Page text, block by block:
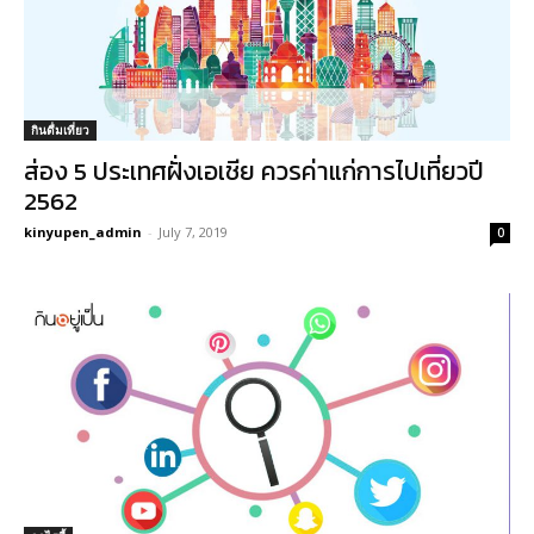
กินดื่มเที่ยว
ส่อง 5 ประเทศฝั่งเอเชีย ควรค่าแก่การไปเที่ยวปี
2562
kinyupen_admin - July 7, 2019 0